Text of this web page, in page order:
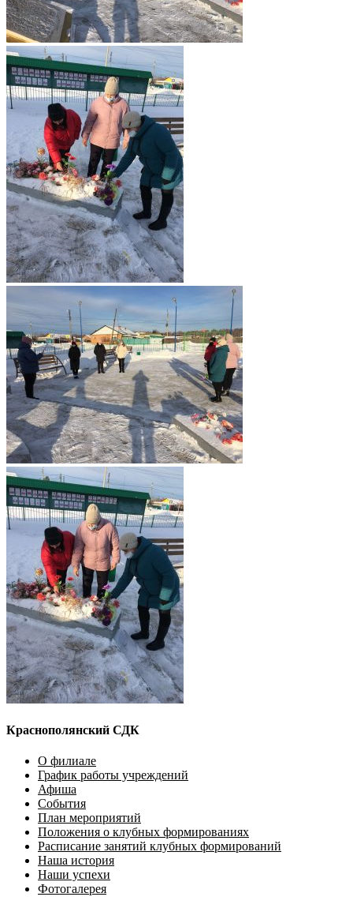
Краснополянский СДК
О филиале
График работы учреждений
Афиша
События
План мероприятий
Положения о клубных формированиях
Расписание занятий клубных формирований
Наша история
Наши успехи
Фотогалерея